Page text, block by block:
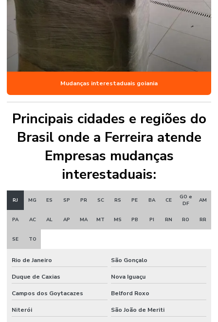
Mudanças interestaduais goiania
Principais cidades e regiões do
Brasil onde a Ferreira atende
Empresas mudanças
interestaduais:
RJ MG ES SP PR SC RS PE BA CE
GO e
DF
AM
PA AC AL AP MA MT MS PB PI RN RO RR
SE TO
Rio de Janeiro São Gonçalo
Duque de Caxias Nova Iguaçu
Campos dos Goytacazes Belford Roxo
Niterói São João de Meriti